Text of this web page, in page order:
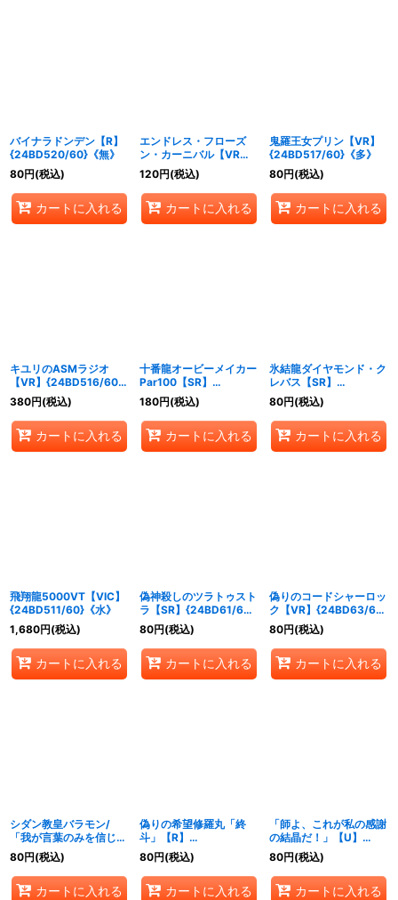
バイナラドンデン【R】
{24BD520/60}《無》
80円(税込)
カートに入れる
エンドレス・フローズ
ン・カーニバル【VR】
{24BD519/60}《多》
120円(税込)
カートに入れる
鬼羅王女プリン【VR】
{24BD517/60}《多》
80円(税込)
カートに入れる
キユリのASMラジオ
【VR】{24BD516/60}
《自然》
380円(税込)
カートに入れる
十番龍オービーメイカー
Par100【SR】
{24BD513/60}《自然》
180円(税込)
カートに入れる
氷結龍ダイヤモンド・ク
レバス【SR】
{24BD512/60}《自然》
80円(税込)
カートに入れる
飛翔龍5000VT【VIC】
{24BD511/60}《水》
1,680円(税込)
カートに入れる
偽神殺しのツラトゥスト
ラ【SR】{24BD61/60}
《多》
80円(税込)
カートに入れる
偽りのコードシャーロッ
ク【VR】{24BD63/60}
《多》
80円(税込)
カートに入れる
シダン教皇バラモン/
「我が言葉のみを信じる
のだ！」【R】
{24BD65/60}《光》
80円(税込)
カートに入れる
偽りの希望修羅丸「終
斗」【R】
{24BD66/60}《多》
80円(税込)
カートに入れる
「師よ、これが私の感謝
の結晶だ！」【U】
{24BD610/60}《闇》
80円(税込)
カートに入れる